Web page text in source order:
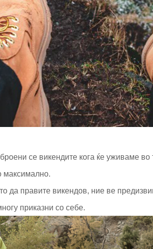
се викендите кога ќе уживаме
максимално.
да правите викендов, ние ве
приказни со себе.